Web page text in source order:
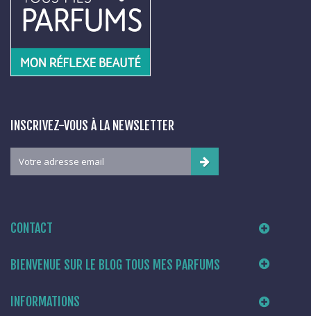
INSCRIVEZ-VOUS À LA NEWSLETTER
CONTACT
BIENVENUE SUR LE BLOG TOUS MES PARFUMS
INFORMATIONS